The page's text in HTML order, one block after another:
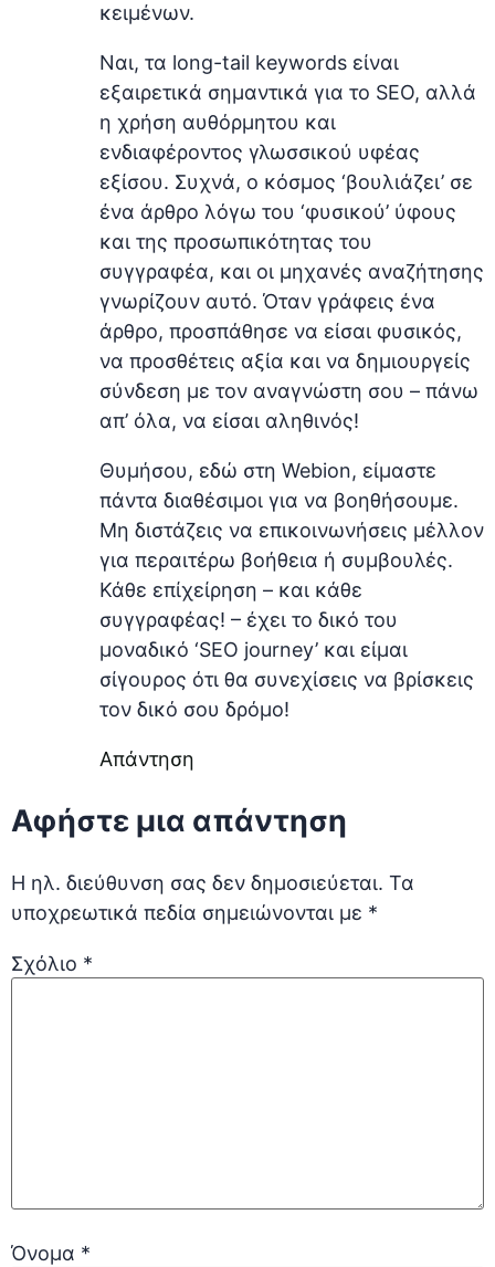
κειμένων.
Ναι, τα long-tail keywords είναι
εξαιρετικά σημαντικά για τo SEO, αλλά
η χρήση αυθόρμητου και
ενδιαφέροντος γλωσσικού υφέας
εξίσου. Συχνά, ο κόσμος ‘βουλιάζει’ σε
ένα άρθρο λόγω του ‘φυσικού’ ύφους
και της προσωπικότητας του
συγγραφέα, και οι μηχανές αναζήτησης
γνωρίζουν αυτό. Όταν γράφεις ένα
άρθρο, προσπάθησε να είσαι φυσικός,
να προσθέτεις αξία και να δημιουργείς
σύνδεση με τον αναγνώστη σου – πάνω
απ’ όλα, να είσαι αληθινός!
Θυμήσου, εδώ στη Webion, είμαστε
πάντα διαθέσιμοι για να βοηθήσουμε.
Μη διστάζεις να επικοινωνήσεις μέλλον
για περαιτέρω βοήθεια ή συμβουλές.
Κάθε επίχείρηση – και κάθε
συγγραφέας! – έχει το δικό του
μοναδικό ‘SEO journey’ και είμαι
σίγουρος ότι θα συνεχίσεις να βρίσκεις
τον δικό σου δρόμο!
Απάντηση
Αφήστε μια απάντηση
Η ηλ. διεύθυνση σας δεν δημοσιεύεται. Τα
υποχρεωτικά πεδία σημειώνονται με *
Σχόλιο *
Όνομα *